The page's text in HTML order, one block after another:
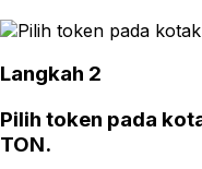
Langkah 2
Pilih token pada
TON.